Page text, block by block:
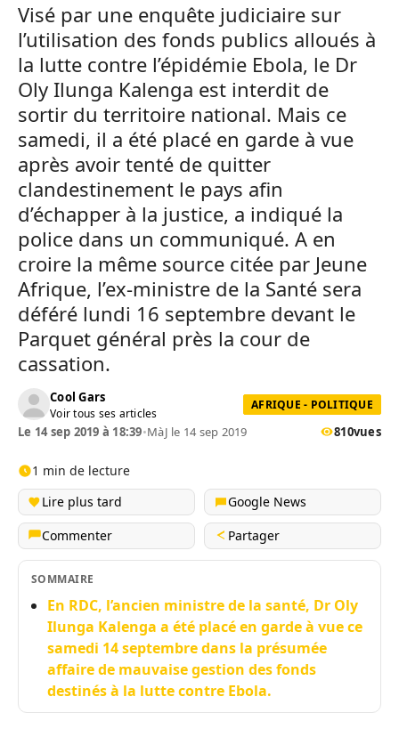
Visé par une enquête judiciaire sur
l’utilisation des fonds publics alloués à
la lutte contre l’épidémie Ebola, le Dr
Oly Ilunga Kalenga est interdit de
sortir du territoire national. Mais ce
samedi, il a été placé en garde à vue
après avoir tenté de quitter
clandestinement le pays afin
d’échapper à la justice, a indiqué la
police dans un communiqué. A en
croire la même source citée par Jeune
Afrique, l’ex-ministre de la Santé sera
déféré lundi 16 septembre devant le
Parquet général près la cour de
cassation.
Cool Gars
Voir tous ses articles
AFRIQUE - POLITIQUE
Le 14 sep 2019 à 18:39•MàJ le 14 sep 2019 810vues
1 min de lecture
Lire plus tard
Google News
Commenter
Partager
SOMMAIRE
En RDC, l’ancien ministre de la santé, Dr Oly
Ilunga Kalenga a été placé en garde à vue ce
samedi 14 septembre dans la présumée
affaire de mauvaise gestion des fonds
destinés à la lutte contre Ebola.